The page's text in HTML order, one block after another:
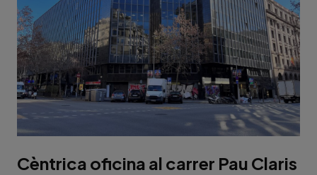
Cèntrica oficina al carrer Pau Claris